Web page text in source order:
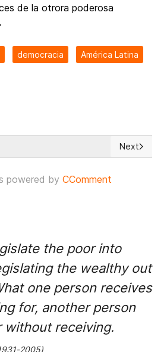
de la otrora poderosa
democracia América Latina
empujones e insultos sacaron a Juan
Next
Next
powered by CComment
the poor into
the wealthy out
one person receives
for, another person
without receiving.
2005)